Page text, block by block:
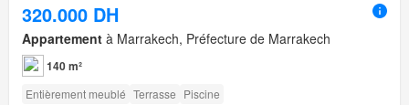
320.000 DH
Appartement à Marrakech, Préfecture de Marrakech
140 m²
Entièrement meublé Terrasse Piscine